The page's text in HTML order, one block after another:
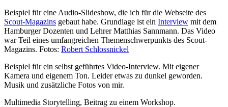
Beispiel für eine Audio-Slideshow, die ich für die Webseite des
Scout-Magazins gebaut habe. Grundlage ist ein Interview mit dem
Hamburger Dozenten und Lehrer Matthias Sannmann. Das Video
war Teil eines umfangreichen Themenschwerpunkts des Scout-
Magazins. Fotos: Robert Schlossnickel
Beispiel für ein selbst geführtes Video-Interview. Mit eigener
Kamera und eigenem Ton. Leider etwas zu dunkel geworden.
Musik und zusätzliche Fotos von mir.
Multimedia Storytelling, Beitrag zu einem Workshop.